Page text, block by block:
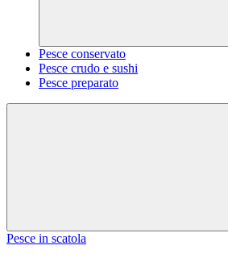
Pesce conservato
Pesce crudo e sushi
Pesce preparato
Pesce in scatola